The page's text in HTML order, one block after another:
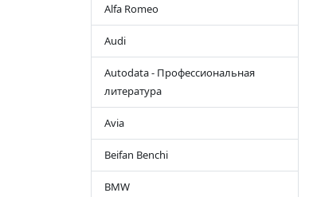
Alfa Romeo
Audi
Autodata - Профессиональная
литература
Avia
Beifan Benchi
BMW